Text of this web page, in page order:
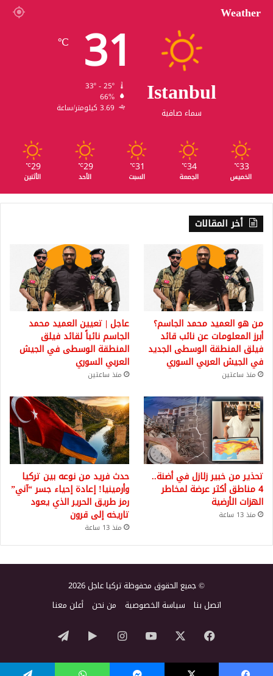
Weather
Istanbul
سماء صافية
31
℃
66%
3.69 كيلومتر/ساعة
33
℃
الخميس
34
℃
الجمعة
31
℃
السبت
29
℃
الأحد
29
℃
الأثنين
أخر المقالات
من هو العميد محمد الجاسم؟
أبرز المعلومات عن نائب قائد
فيلق المنطقة الوسطى الجديد
في الجيش العربي السوري
منذ ساعتين
عاجل | تعيين العميد محمد
الجاسم نائباً لقائد فيلق
المنطقة الوسطى في الجيش
العربي السوري
منذ ساعتين
تحذير من خبير زلازل في أضنة..
4 مناطق أكثر عرضة لمخاطر
الهزات الأرضية
منذ 13 ساعة
حدث فريد من نوعه بين تركيا
وأرمينيا! إعادة إحياء جسر “آني”
رمز طريق الحرير الذي يعود
تاريخه إلى قرون
منذ 13 ساعة
© جميع الحقوق محفوظة تركيا عاجل 2026
اتصل بنا سياسة الخصوصية من نحن أعلن معنا
فيسبوك ‫YouTubeانستقرام‏Google
Play
تيلقرام